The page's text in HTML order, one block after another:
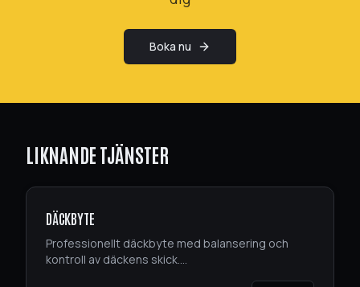
Boka nu
LIKNANDE TJÄNSTER
DÄCKBYTE
Professionellt däckbyte med balansering och
kontroll av däckens skick....